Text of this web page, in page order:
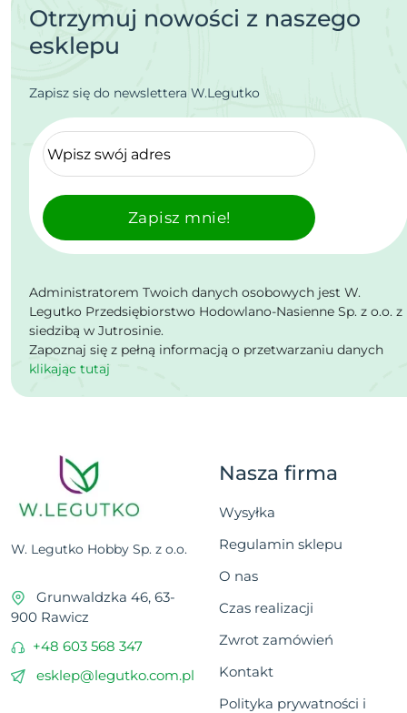
Otrzymuj nowości z naszego
esklepu
Zapisz się do newslettera W.Legutko
Zapisz mnie!
Administratorem Twoich danych osobowych jest W.
Legutko Przedsiębiorstwo Hodowlano-Nasienne Sp. z o.o. z
siedzibą w Jutrosinie.
Zapoznaj się z pełną informacją o przetwarzaniu danych
klikając tutaj
W. Legutko Hobby Sp. z o.o.
Grunwaldzka 46, 63-
900 Rawicz
+48 603 568 347
esklep@legutko.com.pl
Nasza firma
Wysyłka
Regulamin sklepu
O nas
Czas realizacji
Zwrot zamówień
Kontakt
Polityka prywatności i